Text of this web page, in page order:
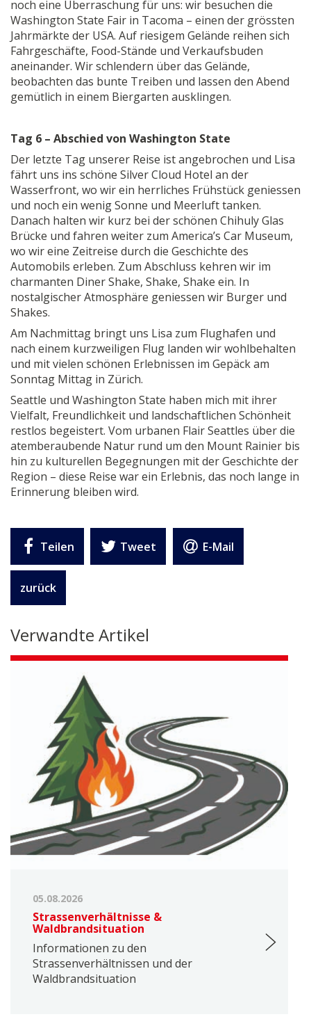
noch eine Überraschung für uns: wir besuchen die
Washington State Fair in Tacoma – einen der grössten
Jahrmärkte der USA. Auf riesigem Gelände reihen sich
Fahrgeschäfte, Food-Stände und Verkaufsbuden
aneinander. Wir schlendern über das Gelände,
beobachten das bunte Treiben und lassen den Abend
gemütlich in einem Biergarten ausklingen.
Tag 6 – Abschied von Washington State
Der letzte Tag unserer Reise ist angebrochen und Lisa
fährt uns ins schöne Silver Cloud Hotel an der
Wasserfront, wo wir ein herrliches Frühstück geniessen
und noch ein wenig Sonne und Meerluft tanken.
Danach halten wir kurz bei der schönen Chihuly Glas
Brücke und fahren weiter zum America’s Car Museum,
wo wir eine Zeitreise durch die Geschichte des
Automobils erleben. Zum Abschluss kehren wir im
charmanten Diner Shake, Shake, Shake ein. In
nostalgischer Atmosphäre geniessen wir Burger und
Shakes.
Am Nachmittag bringt uns Lisa zum Flughafen und
nach einem kurzweiligen Flug landen wir wohlbehalten
und mit vielen schönen Erlebnissen im Gepäck am
Sonntag Mittag in Zürich.
Seattle und Washington State haben mich mit ihrer
Vielfalt, Freundlichkeit und landschaftlichen Schönheit
restlos begeistert. Vom urbanen Flair Seattles über die
atemberaubende Natur rund um den Mount Rainier bis
hin zu kulturellen Begegnungen mit der Geschichte der
Region – diese Reise war ein Erlebnis, das noch lange in
Erinnerung bleiben wird.
Teilen Tweet E-Mail
zurück
Verwandte Artikel
05.08.2026
Strassenverhältnisse &
Waldbrandsituation
Informationen zu den
Strassenverhältnissen und der
Waldbrandsituation